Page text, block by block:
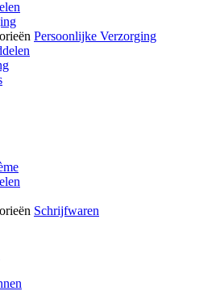
Persoonlijke Verzorging
Schrijfwaren